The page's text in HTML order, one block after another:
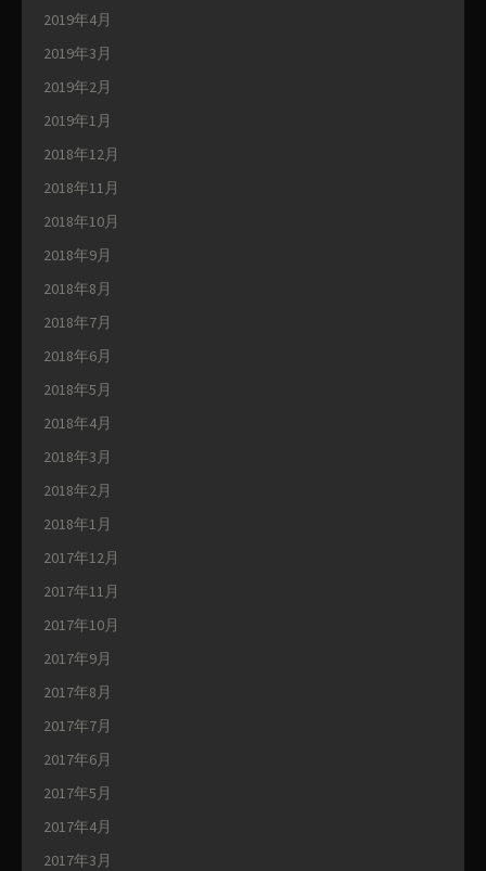
2019年4月
2019年3月
2019年2月
2019年1月
2018年12月
2018年11月
2018年10月
2018年9月
2018年8月
2018年7月
2018年6月
2018年5月
2018年4月
2018年3月
2018年2月
2018年1月
2017年12月
2017年11月
2017年10月
2017年9月
2017年8月
2017年7月
2017年6月
2017年5月
2017年4月
2017年3月